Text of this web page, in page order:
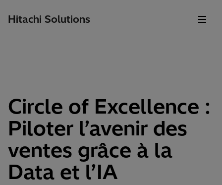
Hitachi Solutions
Circle of Excellence :
Piloter l’avenir des
ventes grâce à la
Data et l’IA​